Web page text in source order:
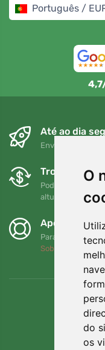
O
do
os
Português /
Até ao dia
Envio gratuito
Trocas e
Pode devolver ou
altura no prazo
Apoiamos a
Para cada
Sobre nós